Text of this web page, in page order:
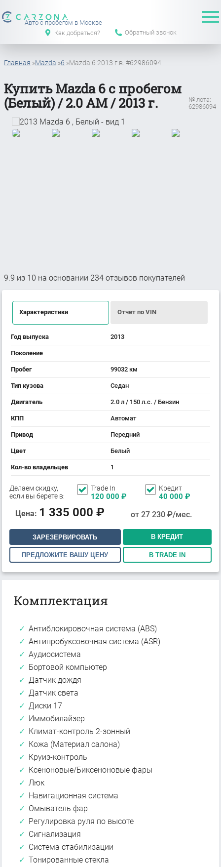
Авто с пробегом в Москве
Как добраться?
Обратный звонок
Главная »Mazda »6 »Mazda 6 2013 г.в. #62986094
Купить Mazda 6 с пробегом
(Белый) / 2.0 АМ / 2013 г.
№ лота:
62986094
9.9 из 10 на основании 234 отзывов покупателей
Характеристики Отчет по VIN
Год выпуска 2013
Поколение
Пробег 99032 км
Тип кузова Седан
Двигатель 2.0 л / 150 л.с. / Бензин
КПП Автомат
Привод Передний
Цвет Белый
Кол-во владельцев 1
Делаем скидку,
если вы берете в:
Trade In
120 000 ₽
Кредит
40 000 ₽
Цена: 1 335 000 ₽ от 27 230₽/мес.
ЗАРЕЗЕРВИРОВАТЬ В КРЕДИТ
ПРЕДЛОЖИТЕ ВАШУ ЦЕНУ В TRADE IN
Комплектация
Антиблокировочная система (ABS)
Антипробуксовочная система (ASR)
Аудиосистема
Бортовой компьютер
Датчик дождя
Датчик света
Диски 17
Иммобилайзер
Климат-контроль 2-зонный
Кожа (Материал салона)
Круиз-контроль
Ксеноновые/Биксеноновые фары
Люк
Навигационная система
Омыватель фар
Регулировка руля по высоте
Сигнализация
Система стабилизации
Тонированные стекла